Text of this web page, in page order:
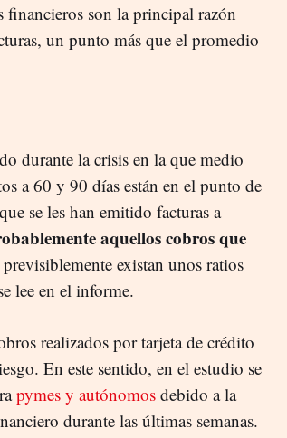
financieros son la principal razón
un punto más que el promedio
durante la crisis en la que medio
a 60 y 90 días están en el punto de
se les han emitido facturas a
aquellos cobros que
existan unos ratios
lee en el informe.
realizados por tarjeta de crédito
En este sentido, en el estudio se
pymes y autónomos debido a la
durante las últimas semanas.